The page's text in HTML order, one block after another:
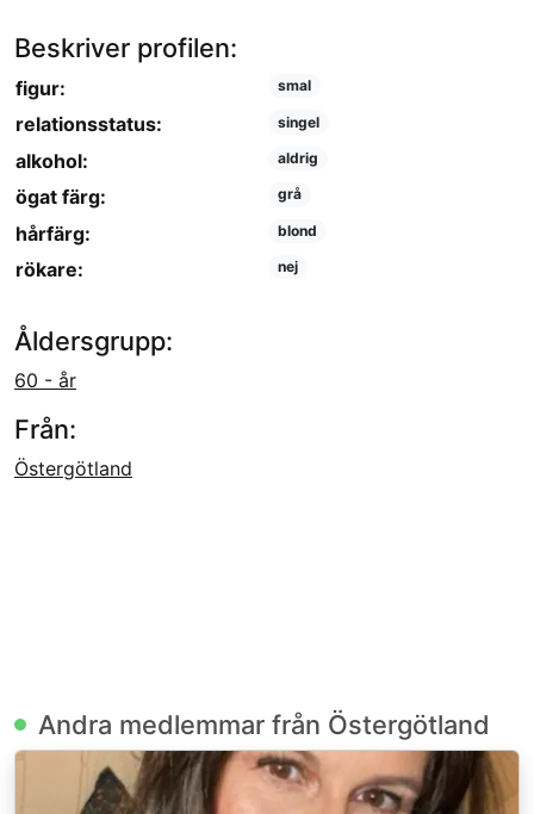
Beskriver profilen:
figur: smal
relationsstatus: singel
alkohol: aldrig
ögat färg: grå
hårfärg: blond
rökare: nej
Åldersgrupp:
60 - år
Från:
Östergötland
Andra medlemmar från Östergötland